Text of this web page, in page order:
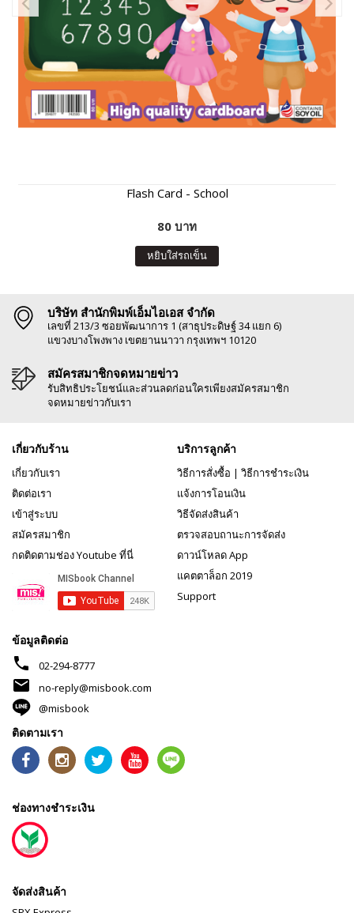
Flash Card - School
80 บาท
หยิบใส่รถเข็น
บริษัท สำนักพิมพ์เอ็มไอเอส จำกัด
เลขที่ 213/3 ซอยพัฒนาการ 1 (สาธุประดิษฐ์ 34 แยก 6)
แขวงบางโพงพาง เขตยานนาวา กรุงเทพฯ 10120
สมัครสมาชิกจดหมายข่าว
รับสิทธิประโยชน์และส่วนลดก่อนใครเพียงสมัครสมาชิก
จดหมายข่าวกับเรา
เกี่ยวกับร้าน
เกี่ยวกับเรา
ติดต่อเรา
เข้าสู่ระบบ
สมัครสมาชิก
กดติดตามช่อง Youtube ที่นี่
บริการลูกค้า
วิธีการสั่งซื้อ | วิธีการชำระเงิน
แจ้งการโอนเงิน
วิธีจัดส่งสินค้า
ตรวจสอบถานะการจัดส่ง
ดาวน์โหลด App
แคตตาล็อก 2019
Support
ข้อมูลติดต่อ
phone 02-294-8777
mail
no-reply@misbook.com
@misbook
ติดตามเรา
ช่องทางชำระเงิน
จัดส่งสินค้า